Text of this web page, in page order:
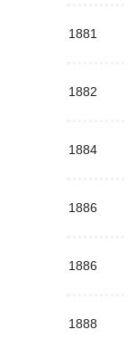
1881
1882
1884
1886
1886
1888